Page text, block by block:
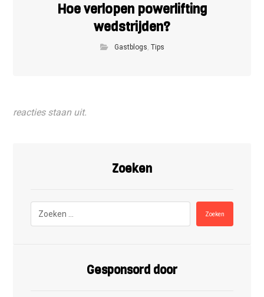
Hoe verlopen powerlifting
wedstrijden?
Gastblogs, Tips
reacties staan uit.
Zoeken
Zoeken
Gesponsord door